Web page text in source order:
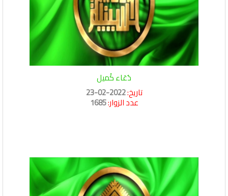
دُعَاء كُميل
تاريخ:2022-02-23
عدد الزوار:1685